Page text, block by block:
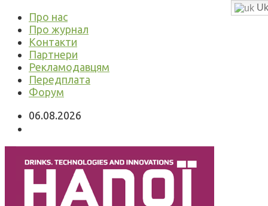
Про нас
Про журнал
Контакти
Партнери
Рекламодавцям
Передплата
Форум
06.08.2026